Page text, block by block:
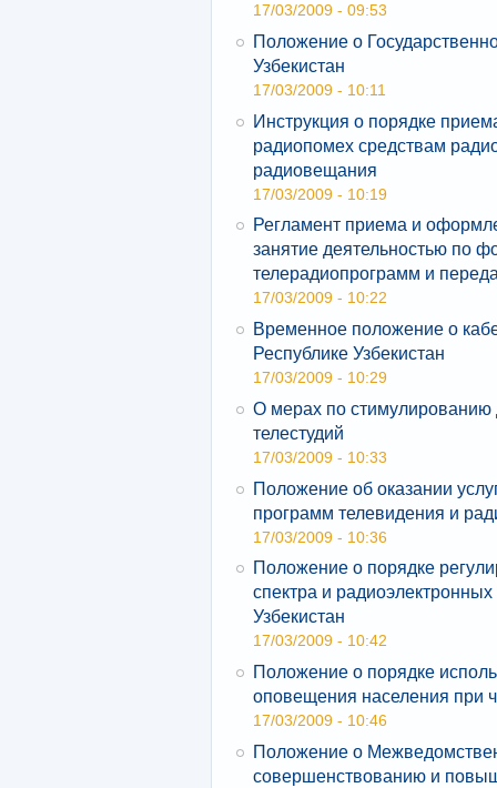
17/03/2009 - 09:53
Положение о
Узбекистан
17/03/2009 - 10:11
Инструкция о порядке
радиопомех средствам
радиовещания
17/03/2009 - 10:19
Регламент приема и
занятие деятельностью по
телерадиопрограмм и
17/03/2009 - 10:22
Временное положение о
Республике Узбекистан
17/03/2009 - 10:29
О мерах по стимулированию
телестудий
17/03/2009 - 10:33
Положение об оказании
программ телевидения и
17/03/2009 - 10:36
Положение о порядке
спектра и
Узбекистан
17/03/2009 - 10:42
Положение о порядке
оповещения населения при
17/03/2009 - 10:46
Положение о
совершенствованию и